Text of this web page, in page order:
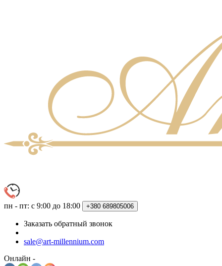
пн - пт: с 9:00 до 18:00 +380 689805006
Заказать обратный звонок
sale@art-millennium.com
Онлайн -